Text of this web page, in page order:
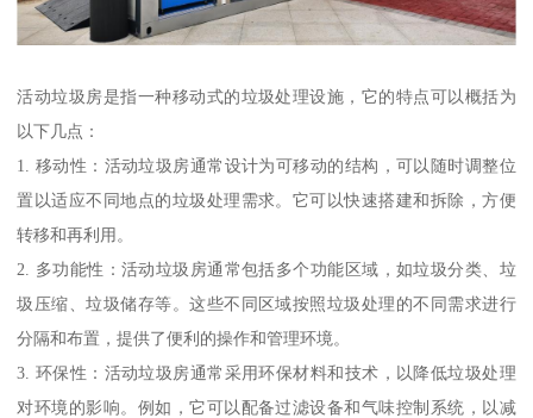
活动垃圾房是指一种移动式的垃圾处理设施，它的特点可以概括为
以下几点：
1. 移动性：活动垃圾房通常设计为可移动的结构，可以随时调整位
置以适应不同地点的垃圾处理需求。它可以快速搭建和拆除，方便
转移和再利用。
2. 多功能性：活动垃圾房通常包括多个功能区域，如垃圾分类、垃
圾压缩、垃圾储存等。这些不同区域按照垃圾处理的不同需求进行
分隔和布置，提供了便利的操作和管理环境。
3. 环保性：活动垃圾房通常采用环保材料和技术，以降低垃圾处理
对环境的影响。例如，它可以配备过滤设备和气味控制系统，以减